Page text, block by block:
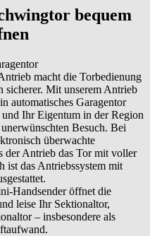
bequem
macht die Torbedienung
sicherer. Mit unserem Antrieb
automatisches Garagentor
Ihr Eigentum in der Region
Besuch. Bei
überwachte
der Antrieb das Tor mit voller
ist das Antriebssystem mit
Handsender öffnet die
leise Ihr Sektionaltor,
– insbesondere als